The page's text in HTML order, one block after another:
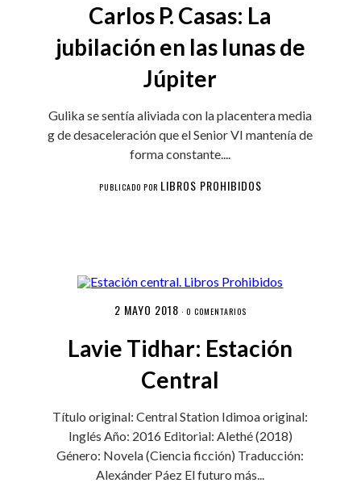
Carlos P. Casas: La
jubilación en las lunas de
Júpiter
Gulika se sentía aliviada con la placentera media
g de desaceleración que el Senior VI mantenía de
forma constante....
PUBLICADO POR LIBROS PROHIBIDOS
2 MAYO 2018 · 0 COMENTARIOS
Lavie Tidhar: Estación
Central
Título original: Central Station Idimoa original:
Inglés Año: 2016 Editorial: Alethé (2018)
Género: Novela (Ciencia ficción) Traducción:
Alexánder Páez El futuro más...